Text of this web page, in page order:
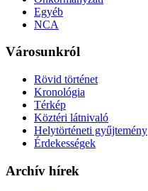
Egyéb
NCA
Városunkról
Rövid történet
Kronológia
Térkép
Köztéri látnivaló
Helytörténeti gyűjtemény
Érdekességek
Archív hírek